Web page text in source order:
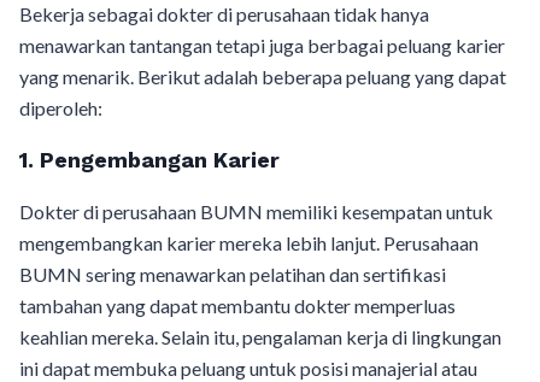
Bekerja sebagai dokter di perusahaan tidak hanya
menawarkan tantangan tetapi juga berbagai peluang karier
yang menarik. Berikut adalah beberapa peluang yang dapat
diperoleh:
1. Pengembangan Karier
Dokter di perusahaan BUMN memiliki kesempatan untuk
mengembangkan karier mereka lebih lanjut. Perusahaan
BUMN sering menawarkan pelatihan dan sertifikasi
tambahan yang dapat membantu dokter memperluas
keahlian mereka. Selain itu, pengalaman kerja di lingkungan
ini dapat membuka peluang untuk posisi manajerial atau